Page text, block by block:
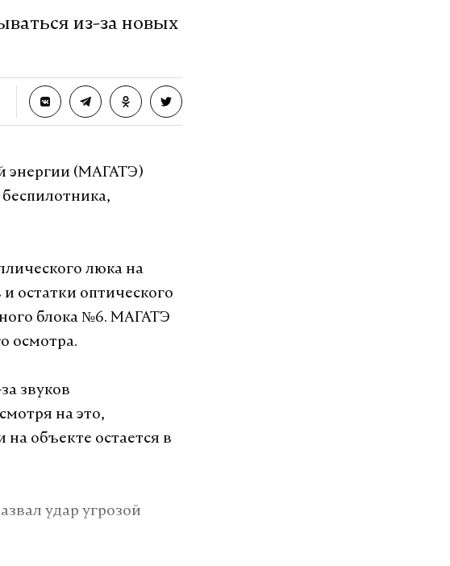
из-за новых
энергии (МАГАТЭ)
люка на
остатки оптического
блока №6. МАГАТЭ
осмотра.
звуков
на это,
объекте остается в
удар угрозой